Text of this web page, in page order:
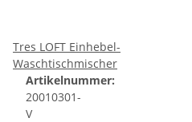
Tres LOFT Einhebel-
Waschtischmischer
Artikelnummer:
20010301-
V